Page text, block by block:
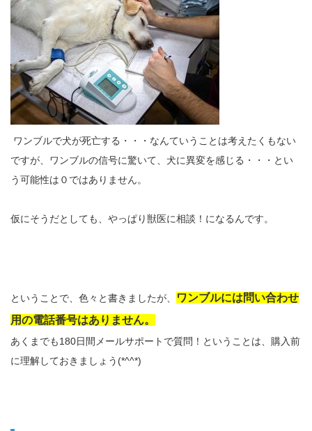
ワンブルで犬が死亡する・・・なんていうことは考えたくもない
ですが、ワンブルの信号に驚いて、犬に異変を感じる・・・とい
う可能性は０ではありません。
仮にそうだとしても、やっぱり獣医に相談！になるんです。
ということで、色々と書きましたが、
ワンブルには問い合わせ
用の電話番号はありません。
あくまでも180日間メールサポートで質問！ということは、購入前
に理解しておきましょう(*^^*)